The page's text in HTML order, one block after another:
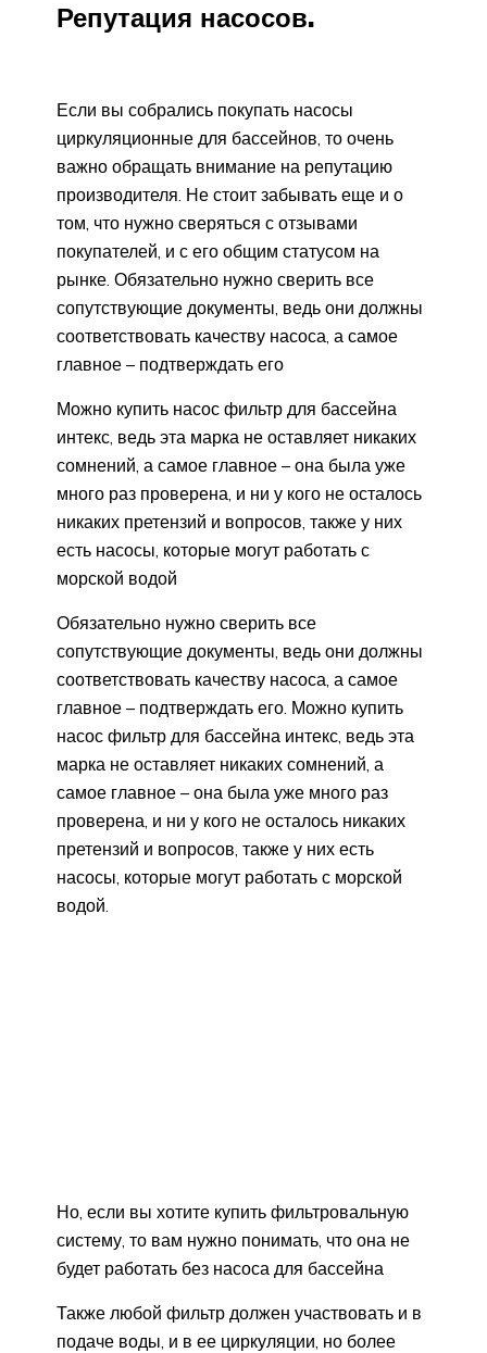
Репутация насосов.
Если вы собрались покупать насосы
циркуляционные для бассейнов, то очень
важно обращать внимание на репутацию
производителя. Не стоит забывать еще и о
том, что нужно сверяться с отзывами
покупателей, и с его общим статусом на
рынке. Обязательно нужно сверить все
сопутствующие документы, ведь они должны
соответствовать качеству насоса, а самое
главное – подтверждать его
Можно купить насос фильтр для бассейна
интекс, ведь эта марка не оставляет никаких
сомнений, а самое главное – она была уже
много раз проверена, и ни у кого не осталось
никаких претензий и вопросов, также у них
есть насосы, которые могут работать с
морской водой
Обязательно нужно сверить все
сопутствующие документы, ведь они должны
соответствовать качеству насоса, а самое
главное – подтверждать его. Можно купить
насос фильтр для бассейна интекс, ведь эта
марка не оставляет никаких сомнений, а
самое главное – она была уже много раз
проверена, и ни у кого не осталось никаких
претензий и вопросов, также у них есть
насосы, которые могут работать с морской
водой.
Но, если вы хотите купить фильтровальную
систему, то вам нужно понимать, что она не
будет работать без насоса для бассейна
Также любой фильтр должен участвовать и в
подаче воды, и в ее циркуляции, но более